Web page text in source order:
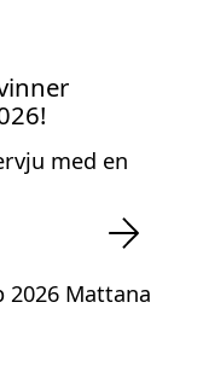
med en